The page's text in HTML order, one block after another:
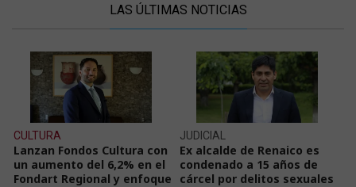
LAS ÚLTIMAS NOTICIAS
CULTURA
Lanzan Fondos Cultura con
un aumento del 6,2% en el
Fondart Regional y enfoque
JUDICIAL
Ex alcalde de Renaico es
condenado a 15 años de
cárcel por delitos sexuales